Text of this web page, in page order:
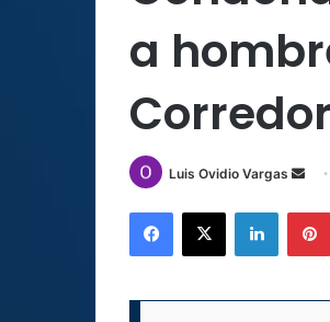
a
Luis Ovidio Vargas
email
Facebook
X LinkedIn